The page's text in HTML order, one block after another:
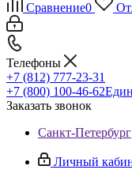
Сравнение0
Телефоны
+7 (812) 777-23-31
+7 (800) 100-46-62
Заказать звонок
Санкт-Петербург
Личный